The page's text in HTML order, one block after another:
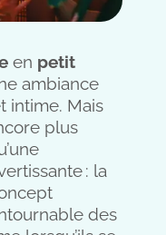
en petit
ambiance
intime. Mais
plus
: la
des